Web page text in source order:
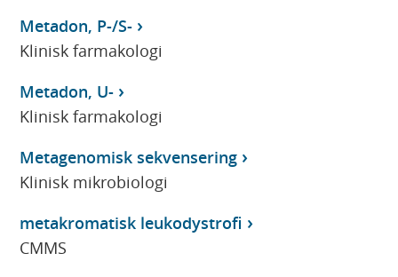
Metadon, P-/S-
Klinisk farmakologi
Metadon, U-
Klinisk farmakologi
Metagenomisk sekvensering
Klinisk mikrobiologi
metakromatisk leukodystrofi
CMMS